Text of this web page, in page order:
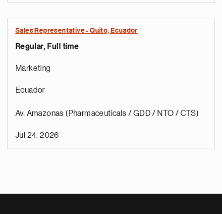
Sales Representative - Quito, Ecuador
Regular, Full time
Marketing
Ecuador
Av. Amazonas (Pharmaceuticals / GDD / NTO / CTS)
Jul 24, 2026